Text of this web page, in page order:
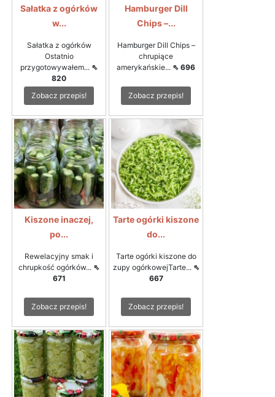
Sałatka z ogórków
w...
Sałatka z ogórków
Ostatnio
przygotowywałem... ⇖
820
Zobacz przepis!
Hamburger Dill
Chips –...
Hamburger Dill Chips –
chrupiące
amerykańskie... ⇖ 696
Zobacz przepis!
Kiszone inaczej,
po...
Rewelacyjny smak i
chrupkość ogórków... ⇖
671
Zobacz przepis!
Tarte ogórki kiszone
do...
Tarte ogórki kiszone do
zupy ogórkowejTarte... ⇖
667
Zobacz przepis!